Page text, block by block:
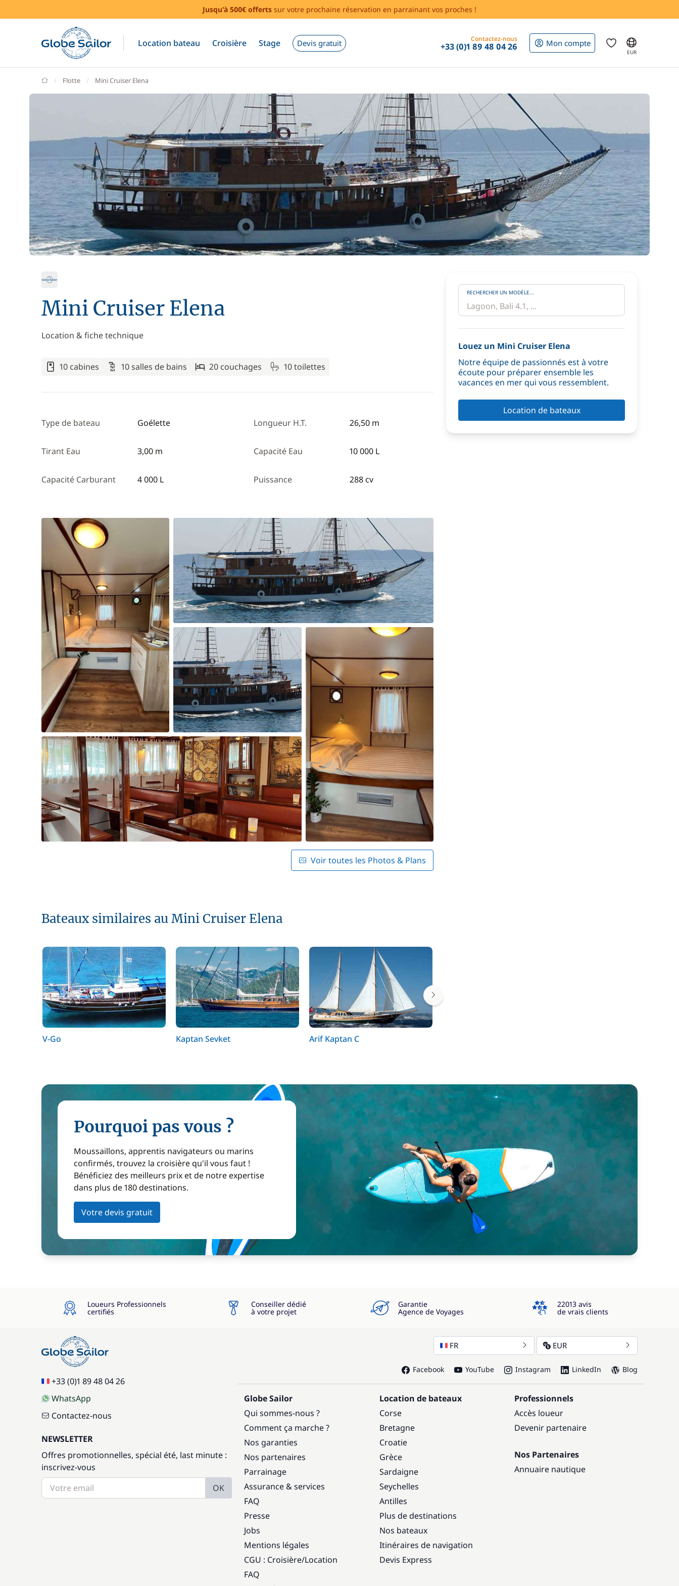
Jusqu'à 500€ offerts sur votre prochaine réservation en parrainant vos proches !
Location bateau Croisière Stage Devis gratuit Contactez-nous
+33 (0)1 89 48 04 26 Mon compte
EUR
GlobeSailor
Flotte Mini Cruiser Elena
Mini Cruiser Elena
Location & fiche technique
10 cabines 10 salles de bains 20 couchages 10 toilettes
Type de bateau Goélette Longueur H.T. 26,50 m
Tirant Eau 3,00 m Capacité Eau 10 000 L
Capacité Carburant 4 000 L Puissance 288 cv
Voir toutes les Photos & Plans
Bateaux similaires au Mini Cruiser Elena
V-Go Kaptan Sevket Arif Kaptan C
RECHERCHER UN MODÈLE...
Louez un Mini Cruiser Elena
Notre équipe de passionnés est à votre
écoute pour préparer ensemble les
vacances en mer qui vous ressemblent.
Location de bateaux
Pourquoi pas vous ?
Moussaillons, apprentis navigateurs ou marins
confirmés, trouvez la croisière qu'il vous faut !
Bénéficiez des meilleurs prix et de notre expertise
dans plus de 180 destinations.
Votre devis gratuit
Loueurs Professionnels
certifiés
Conseiller dédié
à votre projet
Garantie
Agence de Voyages
4.3
22013 avis
de vrais clients
+33 (0)1 89 48 04 26
WhatsApp
Contactez-nous
NEWSLETTER
Offres promotionnelles, spécial été, last minute :
inscrivez-vous
OK
FR EUR
Facebook YouTube Instagram LinkedIn Blog
Globe Sailor
Qui sommes-nous ?
Comment ça marche ?
Nos garanties
Nos partenaires
Parrainage
Assurance & services
FAQ
Presse
Jobs
Mentions légales
CGU : Croisière/Location
FAQ
Location de bateaux
Corse
Bretagne
Croatie
Grèce
Sardaigne
Seychelles
Antilles
Plus de destinations
Nos bateaux
Itinéraires de navigation
Devis Express
Professionnels
Accès loueur
Devenir partenaire
Nos Partenaires
Annuaire nautique